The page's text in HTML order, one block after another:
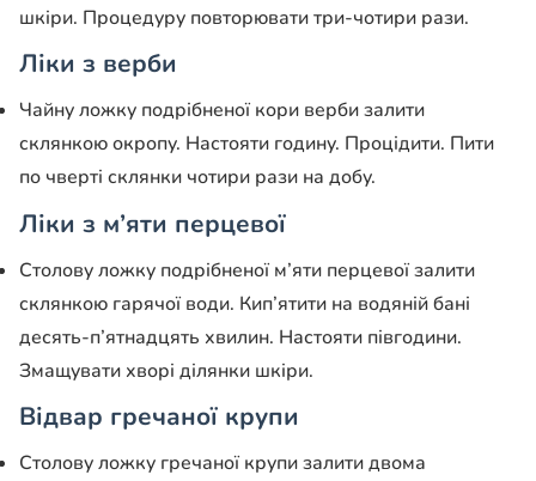
шкіри. Процедуру повторювати три-чотири рази.
Ліки з верби
Чайну ложку подрібненої кори верби залити
склянкою окропу. Настояти годину. Процідити. Пити
по чверті склянки чотири рази на добу.
Ліки з м’яти перцевої
Столову ложку подрібненої м’яти перцевої залити
склянкою гарячої води. Кип’ятити на водяній бані
десять-п’ятнадцять хвилин. Настояти півгодини.
Змащувати хворі ділянки шкіри.
Відвар гречаної крупи
Столову ложку гречаної крупи залити двома